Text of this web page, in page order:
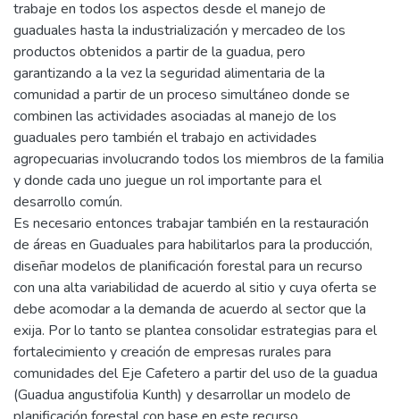
trabaje en todos los aspectos desde el manejo de
guaduales hasta la industrialización y mercadeo de los
productos obtenidos a partir de la guadua, pero
garantizando a la vez la seguridad alimentaria de la
comunidad a partir de un proceso simultáneo donde se
combinen las actividades asociadas al manejo de los
guaduales pero también el trabajo en actividades
agropecuarias involucrando todos los miembros de la familia
y donde cada uno juegue un rol importante para el
desarrollo común.
Es necesario entonces trabajar también en la restauración
de áreas en Guaduales para habilitarlos para la producción,
diseñar modelos de planificación forestal para un recurso
con una alta variabilidad de acuerdo al sitio y cuya oferta se
debe acomodar a la demanda de acuerdo al sector que la
exija. Por lo tanto se plantea consolidar estrategias para el
fortalecimiento y creación de empresas rurales para
comunidades del Eje Cafetero a partir del uso de la guadua
(Guadua angustifolia Kunth) y desarrollar un modelo de